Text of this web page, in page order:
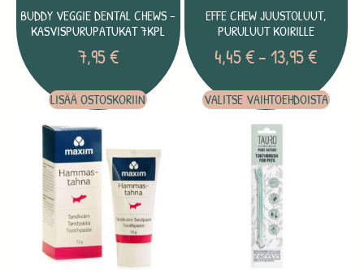
BUDDY VEGGIE DENTAL CHEWS –
KASVISPURUPATUKAT 7KPL
7,95€
LISÄÄ OSTOSKORIIN
EFFE CHEW JUUSTOLUUT,
PURULUUT KOIRILLE
4,45€– 13,95€
VALITSE VAIHTOEHDOISTA